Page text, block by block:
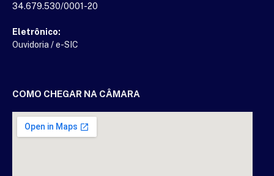
34.679.530/0001-20
Eletrônico:
Ouvidoria /e-SIC
COMO CHEGAR NA CÂMARA